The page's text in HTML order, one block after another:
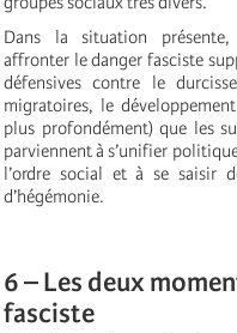
Dans la situation présente,
affronter le danger fasciste
défensives contre le
migratoires, le
plus profondément) que les
parviennent à s’unifier
l’ordre social et à se saisir
d’hégémonie.
6 – Les deux
fasciste